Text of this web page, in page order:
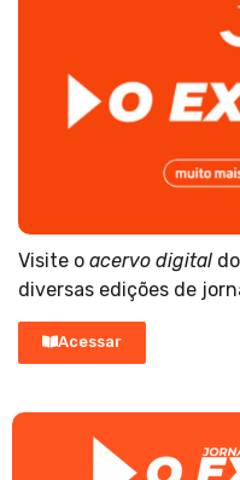
Visite o acervo digital
diversas edições de
Acessar